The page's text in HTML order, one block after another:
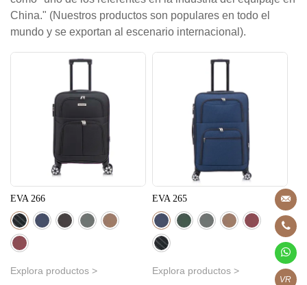
China." (Nuestros productos son populares en todo el
mundo y se exportan al escenario internacional).
EVA 266
Explora productos >
EVA 265
Explora productos >
VR